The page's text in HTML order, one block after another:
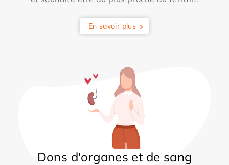
En savoir plus
Dons d'organes et de sang